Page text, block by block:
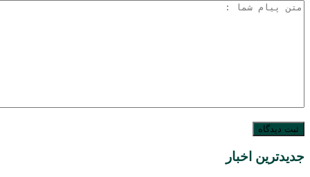
جدیدترین اخبار